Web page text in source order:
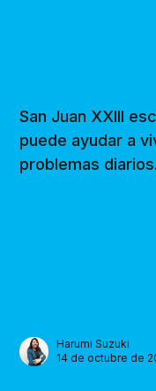
San Juan XXIII
puede ayudar a
problemas
Harumi Suzuki
14 de octubre de